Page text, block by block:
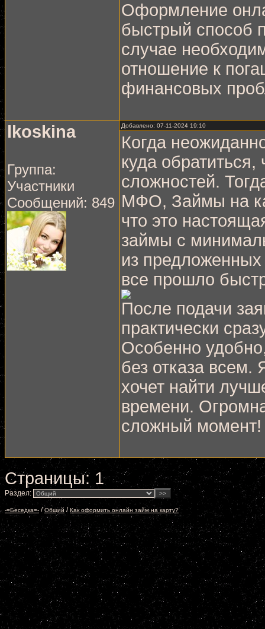
Оформление
быстрый способ
случае
отношение к
финансовых
lkoskina
Группа:
Участники
Сообщений: 849
Добавлено: 07-11-2024 19:10
Когда
куда
сложностей.
МФО, Займы на
что это
займы с
из
все прошло
После подачи
практически
Особенно
без отказа всем.
хочет найти
времени.
сложный
Страницы: 1
Раздел:
-=Беседка=- /Общий /Как оформить онлайн займ на карту?